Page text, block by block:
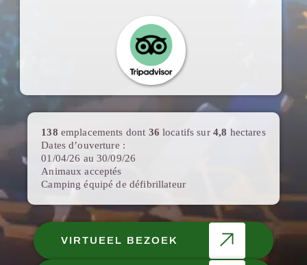
138 emplacements dont 36 locatifs sur 4,8 hectares
Dates d’ouverture :
01/04/26 au 30/09/26
Animaux acceptés
Camping équipé de défibrillateur
VIRTUEEL BEZOEK